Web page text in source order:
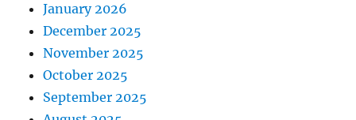
January 2026
December 2025
November 2025
October 2025
September 2025